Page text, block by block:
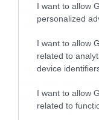
I want to allow
personalized
I want to allow
related to
device
I want to allow
related to
προσφορά*
αποδόσεις από
το
06/08/2026 14:02
Εορτολόγιο 6-
Πολλά…
06/08/2026 08:05